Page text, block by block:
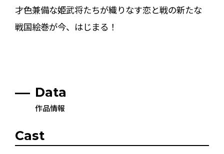
才色兼備な姫武将たちが織りなす恋と戦の新たな
戦国絵巻が今、はじまる！
Data
作品情報
Cast